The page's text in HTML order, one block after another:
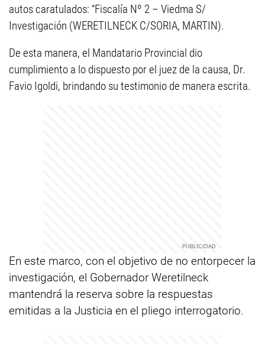
autos caratulados: “Fiscalía Nº 2 – Viedma S/
Investigación (WERETILNECK C/SORIA, MARTIN).
De esta manera, el Mandatario Provincial dio
cumplimiento a lo dispuesto por el juez de la causa, Dr.
Favio Igoldi, brindando su testimonio de manera escrita.
En este marco, con el objetivo de no entorpecer la
investigación, el Gobernador Weretilneck
mantendrá la reserva sobre la respuestas
emitidas a la Justicia en el pliego interrogatorio.